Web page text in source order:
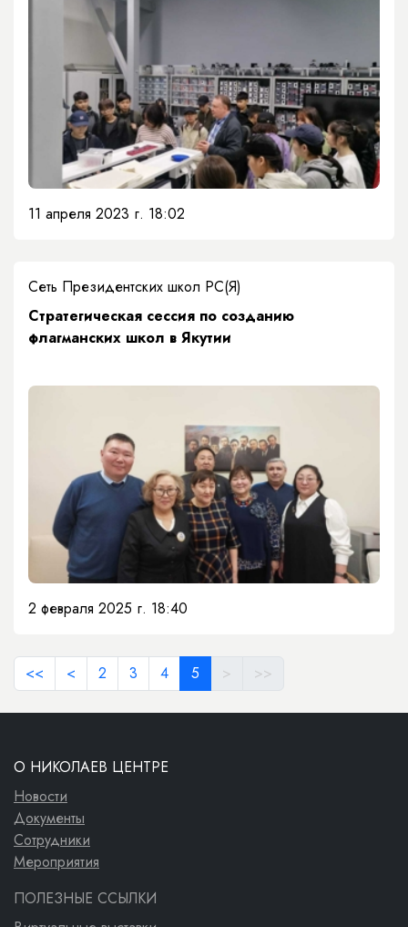
11 апреля 2023 г. 18:02
Сеть Президентских школ РС(Я)
​Стратегическая сессия по созданию
флагманских школ в Якутии
2 февраля 2025 г. 18:40
<< < 2 3 4 5 > >>
О НИКОЛАЕВ ЦЕНТРЕ
Новости
Документы
Сотрудники
Мероприятия
ПОЛЕЗНЫЕ ССЫЛКИ